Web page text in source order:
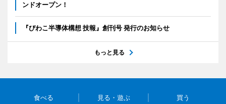
ンドオープン！
『びわこ半導体構想 技報』創刊号 発行のお知らせ
もっと見る
食べる 見る・遊ぶ 買う